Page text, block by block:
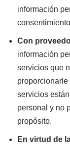
información
Con
información
servicios que
servicios
personal y no
propósito.
En virtud de